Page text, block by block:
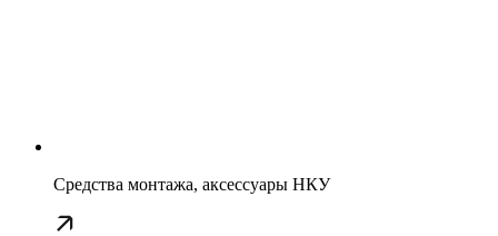
Средства монтажа, аксессуары НКУ